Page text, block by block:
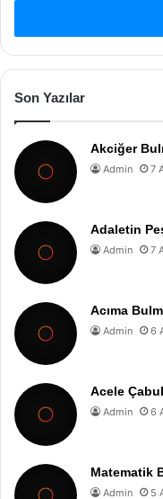
Son Yazılar
Akciğer
Admin 7
Adaletin
Admin 7
Acıma
Admin 6
Acele
Admin 6
Matematik
Admin 5